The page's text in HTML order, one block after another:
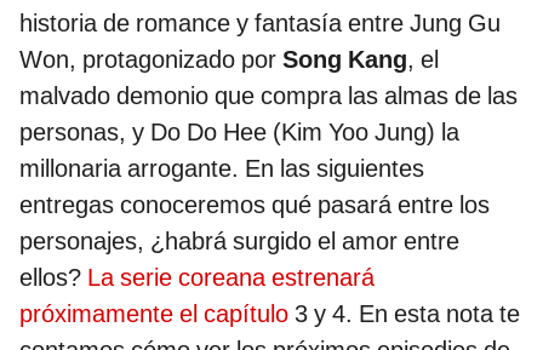
historia de romance y fantasía entre Jung Gu
Won, protagonizado por Song Kang, el
malvado demonio que compra las almas de las
personas, y Do Do Hee (Kim Yoo Jung) la
millonaria arrogante. En las siguientes
entregas conoceremos qué pasará entre los
personajes, ¿habrá surgido el amor entre
ellos? La serie coreana estrenará
próximamente el capítulo 3 y 4. En esta nota te